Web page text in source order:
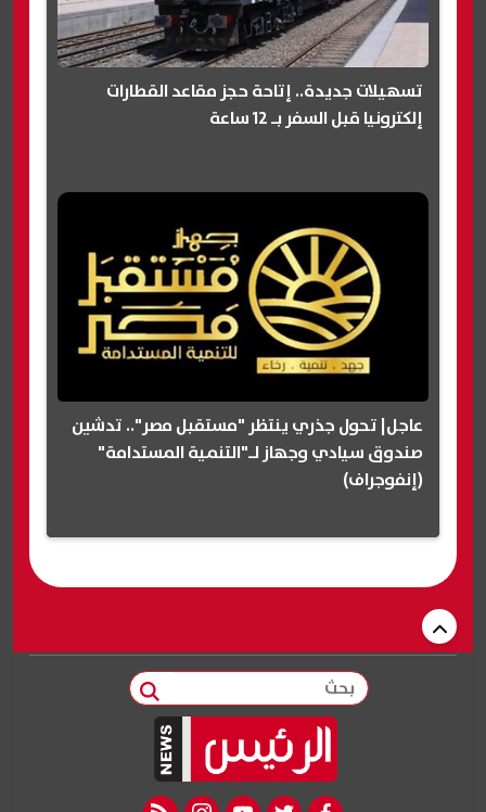
تسهيلات جديدة.. إتاحة حجز مقاعد القطارات
إلكترونيا قبل السفر بـ 12 ساعة
عاجل| تحول جذري ينتظر "مستقبل مصر".. تدشين
صندوق سيادي وجهاز لـ"التنمية المستدامة"
(إنفوجراف)
بحث